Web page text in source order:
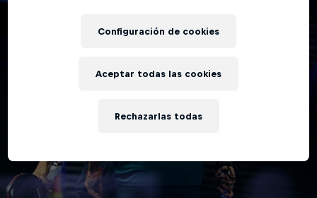
Configuración de cookies
Rechazarlas todas
Aceptar todas las cookies